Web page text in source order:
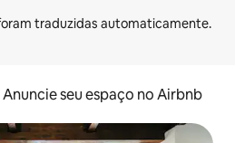
Anuncie seu espaço no Airbnb